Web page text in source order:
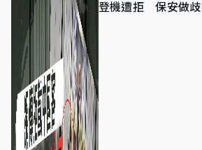
登機遭拒 保安做歧